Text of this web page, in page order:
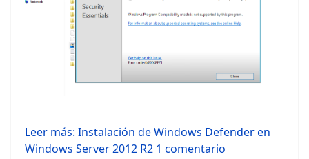
Leer más: Instalación de Windows Defender en
Windows Server 2012 R2 1 comentario